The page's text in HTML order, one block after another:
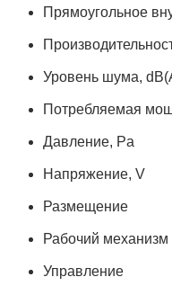
Прямоугольное
Уровень шума,
Потребляемая
Давление, Pa
Напряжение, V
Размещение
Рабочий механизм
Управление